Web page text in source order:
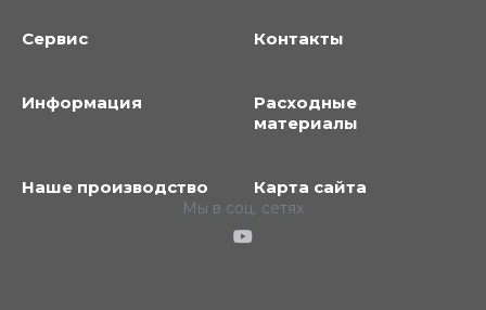
Сервис Контакты
Информация
Расходные
материалы
Наше производство Карта сайта
Мы в соц. сетях